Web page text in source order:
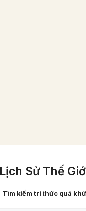
Lịch Sử Thế
Tìm kiếm tri thức quá khứ